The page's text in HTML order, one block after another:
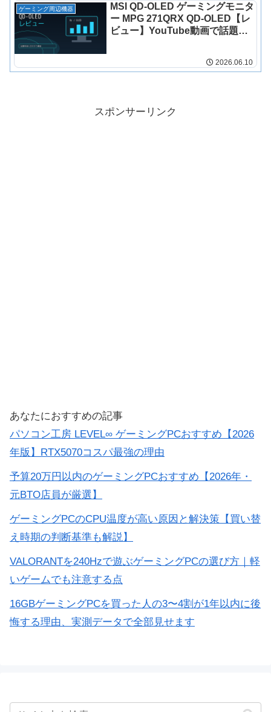
ゲーミング周辺機器
MSI QD-OLED ゲーミングモニタ
ー MPG 271QRX QD-OLED【レ
ビュー】YouTube動画で話題の
2026.06.10
スポンサーリンク
あなたにおすすめの記事
パソコン工房 LEVEL∞ ゲーミングPCおすすめ【2026
年版】RTX5070コスパ最強の理由
予算20万円以内のゲーミングPCおすすめ【2026年・
元BTO店員が厳選】
ゲーミングPCのCPU温度が高い原因と解決策【買い替
え時期の判断基準も解説】
VALORANTを240Hzで遊ぶゲーミングPCの選び方｜軽
いゲームでも注意する点
16GBゲーミングPCを買った人の3〜4割が1年以内に後
悔する理由、実測データで全部見せます